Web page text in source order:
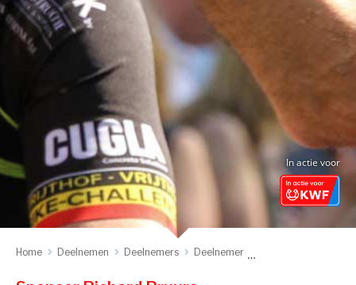
In actie voor
Home Deelnemen Deelnemers Deelnemer